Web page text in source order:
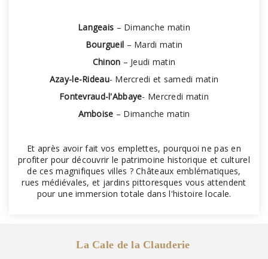
Langeais – Dimanche matin
Bourgueil – Mardi matin
Chinon – Jeudi matin
Azay-le-Rideau- Mercredi et samedi matin
Fontevraud-l'Abbaye- Mercredi matin
Amboise – Dimanche matin
Et après avoir fait vos emplettes, pourquoi ne pas en
profiter pour découvrir le patrimoine historique et culturel
de ces magnifiques villes ? Châteaux emblématiques,
rues médiévales, et jardins pittoresques vous attendent
pour une immersion totale dans l'histoire locale.
La Cale de la Clauderie